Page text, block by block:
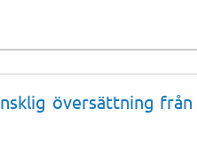
översättning från